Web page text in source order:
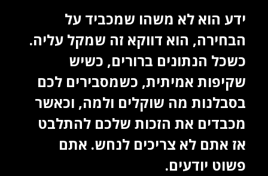
ידע הוא לא משהו שמכביד על
הבחירה, הוא דווקא זה שמקל עליה.
כשכל הנתונים ברורים, כשיש
שקיפות אמיתית, כשמסבירים לכם
בסבלנות מה שוקלים ולמה, וכאשר
מכבדים את הזכות שלכם להתלבט
אז אתם לא צריכים לנחש. אתם
פשוט יודעים.